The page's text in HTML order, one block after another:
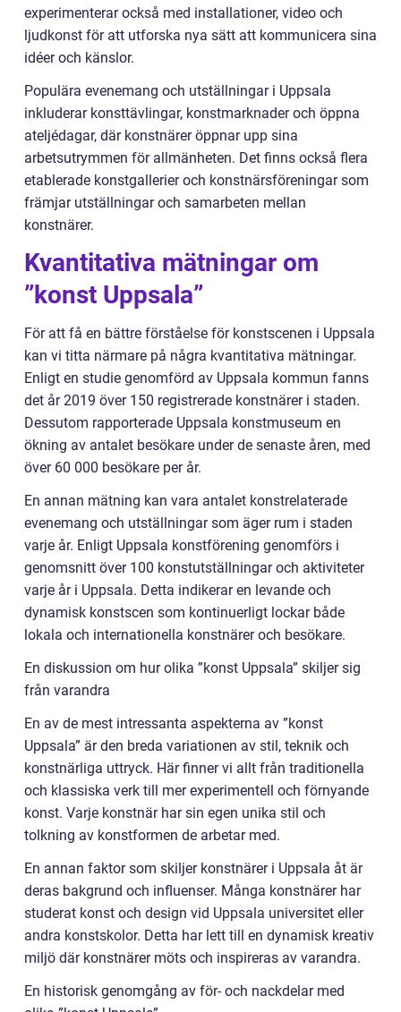
experimenterar också med installationer, video och
ljudkonst för att utforska nya sätt att kommunicera sina
idéer och känslor.
Populära evenemang och utställningar i Uppsala
inkluderar konsttävlingar, konstmarknader och öppna
ateljédagar, där konstnärer öppnar upp sina
arbetsutrymmen för allmänheten. Det finns också flera
etablerade konstgallerier och konstnärsföreningar som
främjar utställningar och samarbeten mellan
konstnärer.
Kvantitativa mätningar om
”konst Uppsala”
För att få en bättre förståelse för konstscenen i Uppsala
kan vi titta närmare på några kvantitativa mätningar.
Enligt en studie genomförd av Uppsala kommun fanns
det år 2019 över 150 registrerade konstnärer i staden.
Dessutom rapporterade Uppsala konstmuseum en
ökning av antalet besökare under de senaste åren, med
över 60 000 besökare per år.
En annan mätning kan vara antalet konstrelaterade
evenemang och utställningar som äger rum i staden
varje år. Enligt Uppsala konstförening genomförs i
genomsnitt över 100 konstutställningar och aktiviteter
varje år i Uppsala. Detta indikerar en levande och
dynamisk konstscen som kontinuerligt lockar både
lokala och internationella konstnärer och besökare.
En diskussion om hur olika ”konst Uppsala” skiljer sig
från varandra
En av de mest intressanta aspekterna av ”konst
Uppsala” är den breda variationen av stil, teknik och
konstnärliga uttryck. Här finner vi allt från traditionella
och klassiska verk till mer experimentell och förnyande
konst. Varje konstnär har sin egen unika stil och
tolkning av konstformen de arbetar med.
En annan faktor som skiljer konstnärer i Uppsala åt är
deras bakgrund och influenser. Många konstnärer har
studerat konst och design vid Uppsala universitet eller
andra konstskolor. Detta har lett till en dynamisk kreativ
miljö där konstnärer möts och inspireras av varandra.
En historisk genomgång av för- och nackdelar med